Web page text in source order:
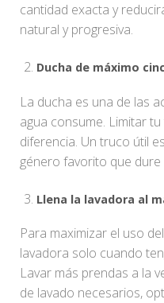
cantidad exacta y
natural y progresiva.
Ducha de máximo
La ducha es una de las
agua consume. Limitar
diferencia. Un truco útil
género favorito que
Llena la lavadora al
Para maximizar el uso
lavadora solo cuando
Lavar más prendas a la
de lavado necesarios,